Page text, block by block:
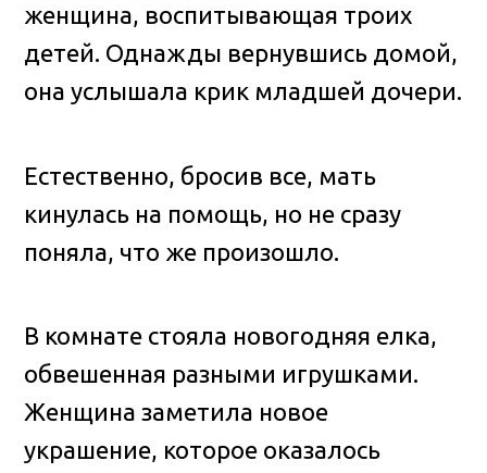
женщина, воспитывающая троих
детей. Однажды вернувшись домой,
она услышала крик младшей дочери.
Естественно, бросив все, мать
кинулась на помощь, но не сразу
поняла, что же произошло.
В комнате стояла новогодняя елка,
обвешенная разными игрушками.
Женщина заметила новое
украшение, которое оказалось